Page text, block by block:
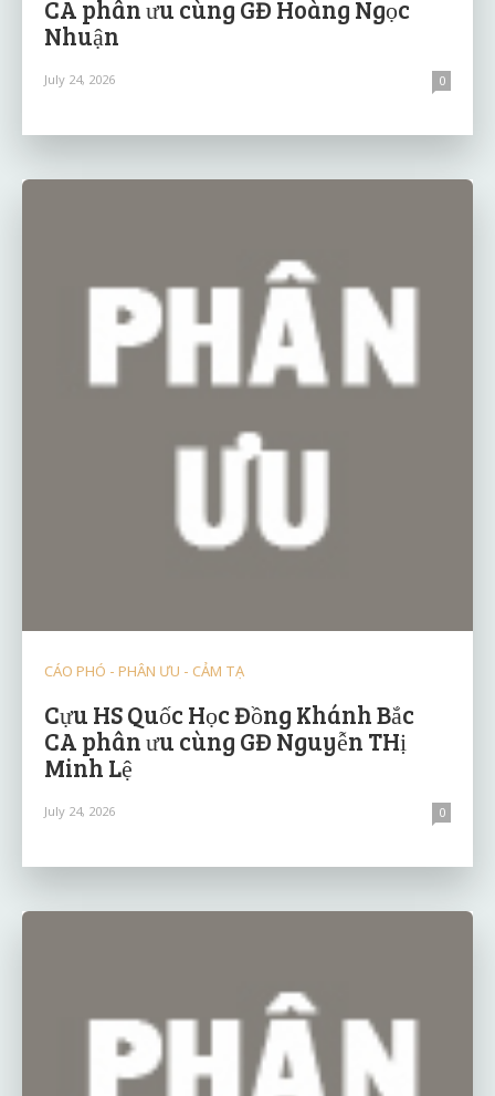
CA phân ưu cùng GĐ Hoàng Ngọc
Nhuận
July 24, 2026 0
CÁO PHÓ - PHÂN ƯU - CẢM TẠ
Cựu HS Quốc Học Đồng Khánh Bắc
CA phân ưu cùng GĐ Nguyễn THị
Minh Lệ
July 24, 2026 0